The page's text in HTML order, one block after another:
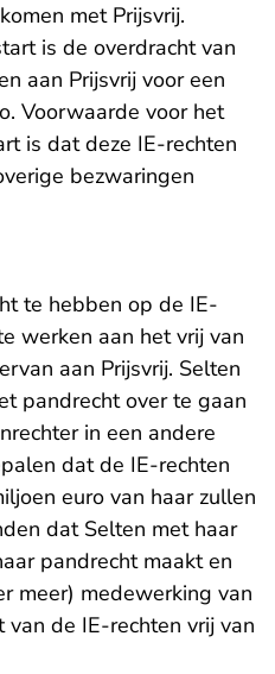
met Prijsvrij.
is de overdracht van
aan Prijsvrij voor een
Voorwaarde voor het
is dat deze IE-rechten
bezwaringen
te hebben op de IE-
werken aan het vrij van
aan Prijsvrij. Selten
pandrecht over te gaan
in een andere
dat de IE-rechten
euro van haar zullen
dat Selten met haar
pandrecht maakt en
meer) medewerking van
de IE-rechten vrij van